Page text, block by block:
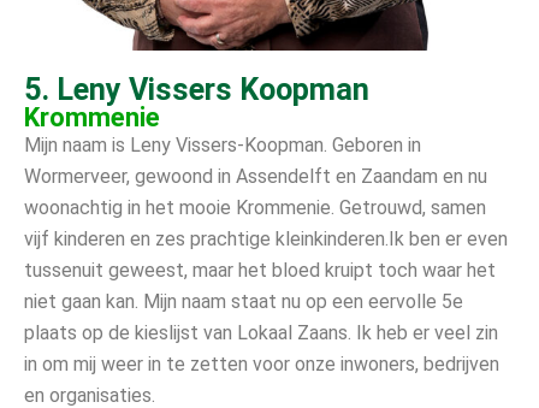
5. Leny Vissers Koopman
Krommenie
Mijn naam is Leny Vissers-Koopman. Geboren in
Wormerveer, gewoond in Assendelft en Zaandam en nu
woonachtig in het mooie Krommenie. Getrouwd, samen
vijf kinderen en zes prachtige kleinkinderen.Ik ben er even
tussenuit geweest, maar het bloed kruipt toch waar het
niet gaan kan. Mijn naam staat nu op een eervolle 5e
plaats op de kieslijst van Lokaal Zaans. Ik heb er veel zin
in om mij weer in te zetten voor onze inwoners, bedrijven
en organisaties.